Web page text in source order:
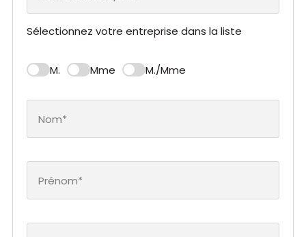
Sélectionnez votre entreprise dans la liste
M. Mme M./Mme